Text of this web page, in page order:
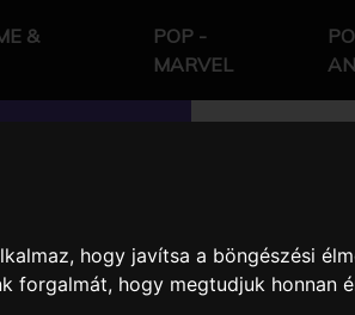
hogy javítsa a böngészési
forgalmát, hogy megtudjuk honnan
&
POP -
MARVEL